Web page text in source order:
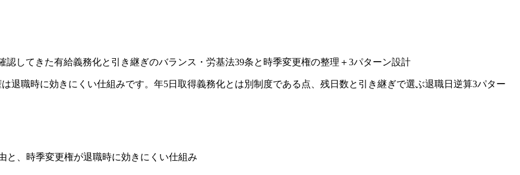
退職時に効きにくい仕組みです。年5日取得義務化とは別制度である点、残日数と引き継ぎで選ぶ退職日逆算3パター
と、時季変更権が退職時に効きにくい仕組み